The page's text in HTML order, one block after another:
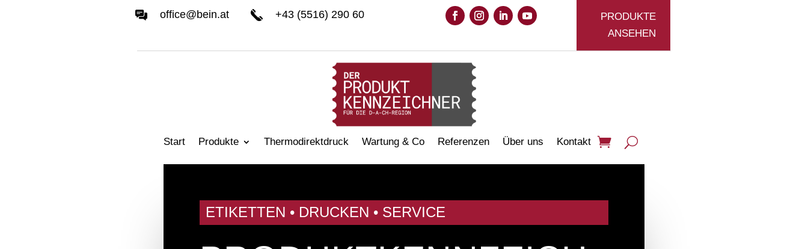
office@bein.at +43 (5516) 290 60
PRODUKTE
ANSEHEN
Start Produkte Thermodirektdruck Wartung & Co Referenzen Über uns Kontakt
ETIKETTEN • DRUCKEN • SERVICE